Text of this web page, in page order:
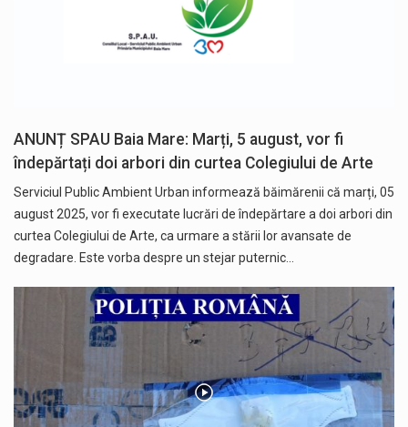
ANUNȚ SPAU Baia Mare: Marți, 5 august, vor fi
îndepărtați doi arbori din curtea Colegiului de Arte
Serviciul Public Ambient Urban informează băimărenii că marți, 05
august 2025, vor fi executate lucrări de îndepărtare a doi arbori din
curtea Colegiului de Arte, ca urmare a stării lor avansate de
degradare. Este vorba despre un stejar puternic…